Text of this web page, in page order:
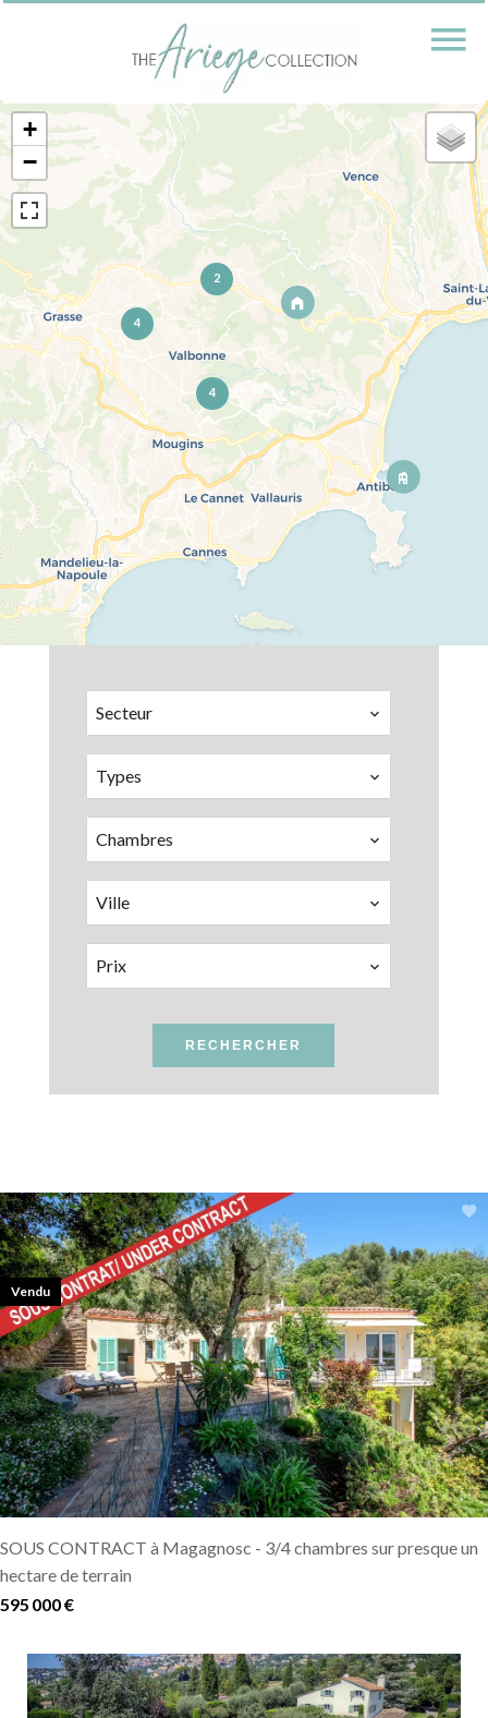
2
4
4
+
−
Secteur
Types
Chambres
Ville
Prix
RECHERCHER
SOUS CONTRACT à Magagnosc - 3/4 chambres sur presque un
hectare de terrain
595 000 €
Vendu